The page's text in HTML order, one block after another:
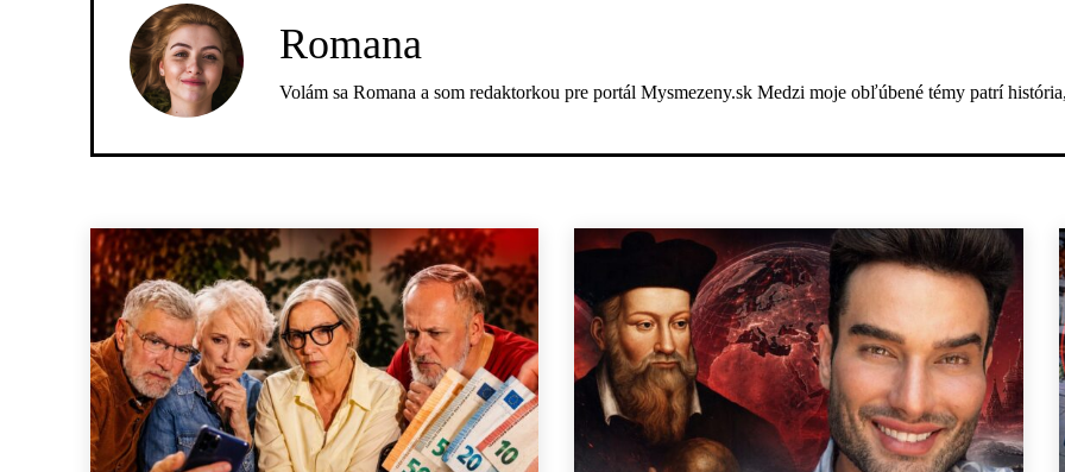
Romana
Volám sa Romana a som redaktorkou pre portál Mysmezeny.sk Medzi moje obľúbené témy patrí